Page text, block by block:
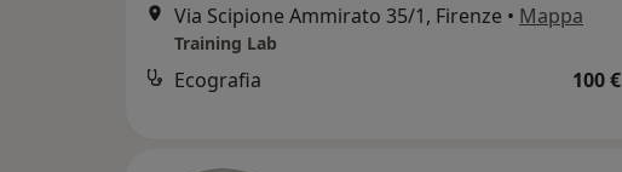
Via Scipione Ammirato 35/1, Firenze • Mappa
Training Lab
Ecografia 100 €